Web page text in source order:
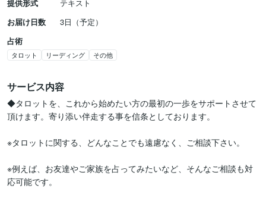
提供形式
テキスト
お届け日数
3日（予定）
占術
タロット リーディング その他
サービス内容
◆タロットを、これから始めたい方の最初の一歩をサポートさせて
頂けます。寄り添い伴走する事を信条としております。
※タロットに関する、どんなことでも遠慮なく、ご相談下さい。
※例えば、お友達やご家族を占ってみたいなど、そんなご相談も対
応可能です。